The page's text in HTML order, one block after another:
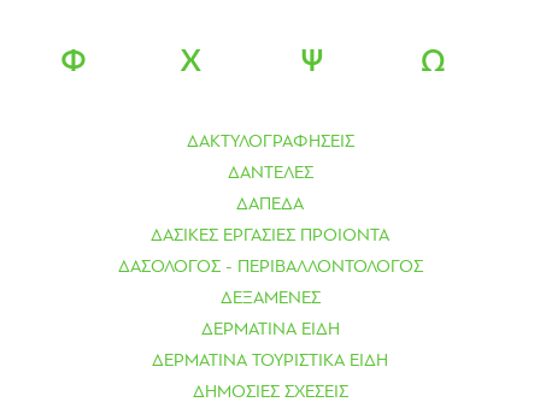
Φ Χ Ψ Ω
ΔΑΚΤΥΛΟΓΡΑΦΗΣΕΙΣ
ΔΑΝΤΕΛΕΣ
ΔΑΠΕΔΑ
ΔΑΣΙΚΕΣ ΕΡΓΑΣΙΕΣ ΠΡΟΙΟΝΤΑ
ΔΑΣΟΛΟΓΟΣ - ΠΕΡΙΒΑΛΛΟΝΤΟΛΟΓΟΣ
ΔΕΞΑΜΕΝΕΣ
ΔΕΡΜΑΤΙΝΑ ΕΙΔΗ
ΔΕΡΜΑΤΙΝΑ ΤΟΥΡΙΣΤΙΚΑ ΕΙΔΗ
ΔΗΜΟΣΙΕΣ ΣΧΕΣΕΙΣ